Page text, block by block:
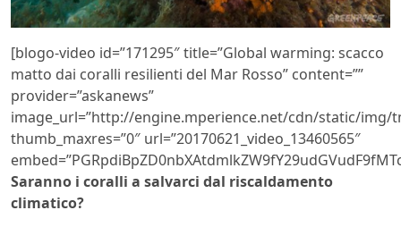
[blogo-video id=”171295″ title=”Global warming: scacco
matto dai coralli resilienti del Mar Rosso” content=””
provider=”askanews”
image_url=”http://engine.mperience.net/cdn/static/img/
thumb_maxres=”0″ url=”20170621_video_13460565″
Saranno i coralli a salvarci dal riscaldamento
climatico?